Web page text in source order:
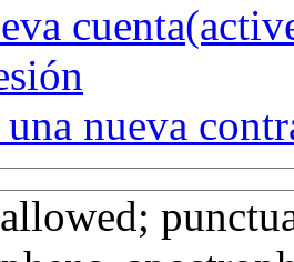
cuenta
nueva
allowed;